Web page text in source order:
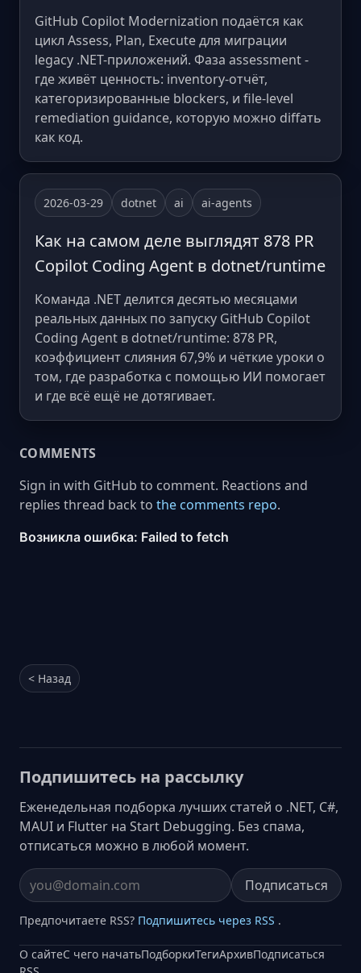
GitHub Copilot Modernization подаётся как
цикл Assess, Plan, Execute для миграции
legacy .NET-приложений. Фаза assessment -
где живёт ценность: inventory-отчёт,
категоризированные blockers, и file-level
remediation guidance, которую можно diffать
как код.
2026-03-29 dotnet ai ai-agents
Как на самом деле выглядят 878 PR
Copilot Coding Agent в dotnet/runtime
Команда .NET делится десятью месяцами
реальных данных по запуску GitHub Copilot
Coding Agent в dotnet/runtime: 878 PR,
коэффициент слияния 67,9% и чёткие уроки о
том, где разработка с помощью ИИ помогает
и где всё ещё не дотягивает.
COMMENTS
Sign in with GitHub to comment. Reactions and
replies thread back to the comments repo.
< Назад
Подпишитесь на рассылку
Еженедельная подборка лучших статей о .NET, C#,
MAUI и Flutter на Start Debugging. Без спама,
отписаться можно в любой момент.
Email address Подписаться
Предпочитаете RSS? Подпишитесь через RSS .
О сайтеС чего начатьПодборкиТегиАрхивПодписаться